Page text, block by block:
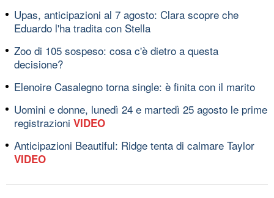
Upas, anticipazioni al 7 agosto: Clara scopre che
Eduardo l'ha tradita con Stella
Zoo di 105 sospeso: cosa c'è dietro a questa
decisione?
Elenoire Casalegno torna single: è finita con il marito
Uomini e donne, lunedì 24 e martedì 25 agosto le prime
registrazioni VIDEO
Anticipazioni Beautiful: Ridge tenta di calmare Taylor
VIDEO